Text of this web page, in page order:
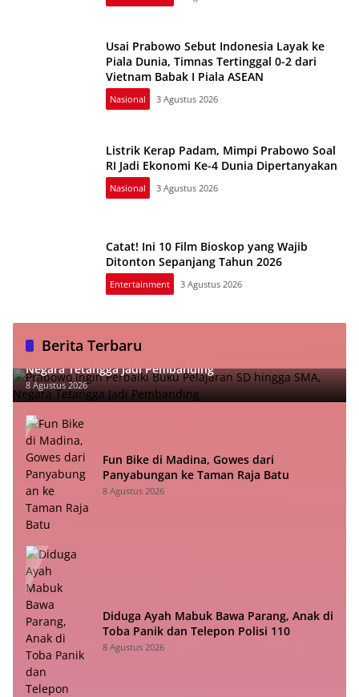
Usai Prabowo Sebut Indonesia Layak ke
Piala Dunia, Timnas Tertinggal 0-2 dari
Vietnam Babak I Piala ASEAN
Nasional 3 Agustus 2026
Listrik Kerap Padam, Mimpi Prabowo Soal
RI Jadi Ekonomi Ke-4 Dunia Dipertanyakan
Nasional 3 Agustus 2026
Catat! Ini 10 Film Bioskop yang Wajib
Ditonton Sepanjang Tahun 2026
Entertainment 3 Agustus 2026
Berita Terbaru
Prabowo Ingin Perbaiki Buku Pelajaran SD hingga SMA,
Negara Tetangga Jadi Pembanding
8 Agustus 2026
Fun Bike di Madina, Gowes dari
Panyabungan ke Taman Raja Batu
8 Agustus 2026
Diduga Ayah Mabuk Bawa Parang, Anak di
Toba Panik dan Telepon Polisi 110
8 Agustus 2026